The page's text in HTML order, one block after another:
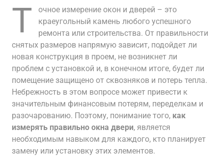
Т
очное измерение окон и дверей – это
краеугольный камень любого успешного
ремонта или строительства. От правильности
снятых размеров напрямую зависит, подойдет ли
новая конструкция в проем, не возникнет ли
проблем с установкой и, в конечном итоге, будет ли
помещение защищено от сквозняков и потерь тепла.
Небрежность в этом вопросе может привести к
значительным финансовым потерям, переделкам и
разочарованию. Поэтому, понимание того, как
измерять правильно окна двери, является
необходимым навыком для каждого, кто планирует
замену или установку этих элементов.